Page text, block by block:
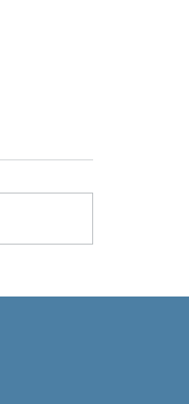
2025 bei Kre-aktiv